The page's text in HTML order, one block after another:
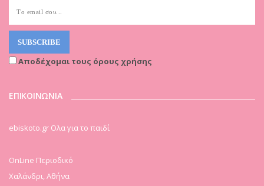
Αποδέχομαι τους όρους χρήσης
ΕΠΙΚΟΙΝΩΝΙΑ
ebiskoto.gr Ολα για το παιδί
OnLine Περιοδικό
Χαλάνδρι, Αθήνα